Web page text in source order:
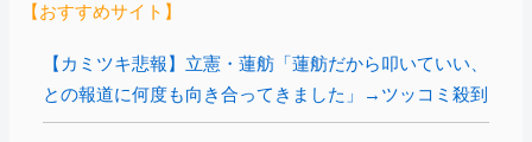
【おすすめサイト】
【カミツキ悲報】立憲・蓮舫「蓮舫だから叩いていい、
との報道に何度も向き合ってきました」→ツッコミ殺到